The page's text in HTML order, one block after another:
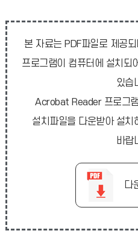
본 자료는 PDF파일로 제공
프로그램이 컴퓨터에 설치되
있습
Acrobat Reader 프로그
설치파일을 다운받아 설치
바랍
다